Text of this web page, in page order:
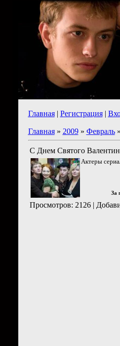
Главная| Регистрация|
Главная» 2009 » Февраль »
C Днем Святого
Актеры
За
Просмотров: 2126 |